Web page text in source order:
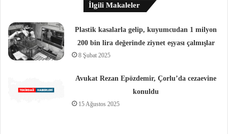
İlgili Makaleler
Plastik kasalarla gelip, kuyumcudan 1 milyon
200 bin lira değerinde ziynet eşyası çalmışlar
8 Şubat 2025
Avukat Rezan Epözdemir, Çorlu’da cezaevine
konuldu
15 Ağustos 2025